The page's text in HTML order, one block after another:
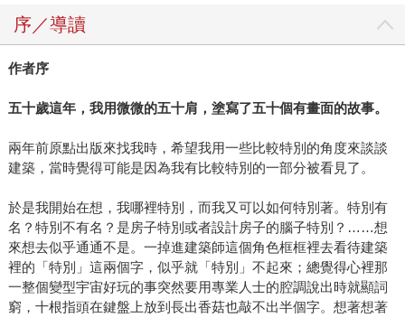
序／導讀
作者序
五十歲這年，我用微微的五十肩，塗寫了五十個有畫面的故事。
兩年前原點出版來找我時，希望我用一些比較特別的角度來談談
建築，當時覺得可能是因為我有比較特別的一部分被看見了。
於是我開始在想，我哪裡特別，而我又可以如何特別著。特別有
名？特別不有名？是房子特別或者設計房子的腦子特別？……想
來想去似乎通通不是。一掉進建築師這個角色框框裡去看待建築
裡的「特別」這兩個字，似乎就「特別」不起來；總覺得心裡那
一整個變型宇宙好玩的事突然要用專業人士的腔調說出時就顯詞
窮，十根指頭在鍵盤上放到長出香菇也敲不出半個字。想著想著